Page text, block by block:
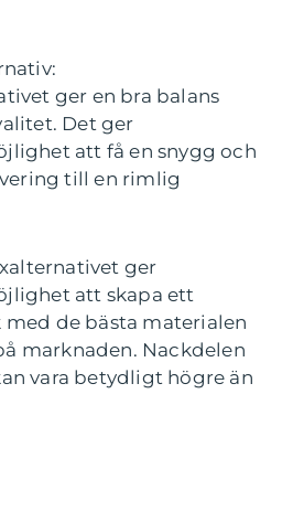
ger en bra balans
Det ger
att få en snygg och
till en rimlig
ger
att skapa ett
de bästa materialen
marknaden. Nackdelen
vara betydligt högre än